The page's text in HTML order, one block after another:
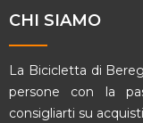
CHI SIAMO
La Bicicletta di
persone con la
consigliarti su